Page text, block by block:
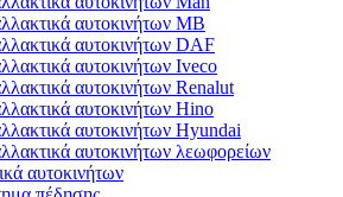
αυτοκινήτων MB
αυτοκινήτων DAF
αυτοκινήτων Iveco
αυτοκινήτων Renalut
αυτοκινήτων Hino
αυτοκινήτων Hyundai
αυτοκινήτων λεωφορείων
αυτοκινήτων